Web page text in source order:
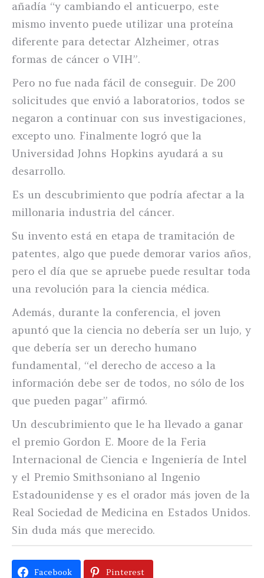
añadía “y cambiando el anticuerpo, este
mismo invento puede utilizar una proteína
diferente para detectar Alzheimer, otras
formas de cáncer o VIH”.
Pero no fue nada fácil de conseguir. De 200
solicitudes que envió a laboratorios, todos se
negaron a continuar con sus investigaciones,
excepto uno. Finalmente logró que la
Universidad Johns Hopkins ayudará a su
desarrollo.
Es un descubrimiento que podría afectar a la
millonaria industria del cáncer.
Su invento está en etapa de tramitación de
patentes, algo que puede demorar varios años,
pero el día que se apruebe puede resultar toda
una revolución para la ciencia médica.
Además, durante la conferencia, el joven
apuntó que la ciencia no debería ser un lujo, y
que debería ser un derecho humano
fundamental, “el derecho de acceso a la
información debe ser de todos, no sólo de los
que pueden pagar” afirmó.
Un descubrimiento que le ha llevado a ganar
el premio Gordon E. Moore de la Feria
Internacional de Ciencia e Ingeniería de Intel
y el Premio Smithsoniano al Ingenio
Estadounidense y es el orador más joven de la
Real Sociedad de Medicina en Estados Unidos.
Sin duda más que merecido.
Facebook Pinterest